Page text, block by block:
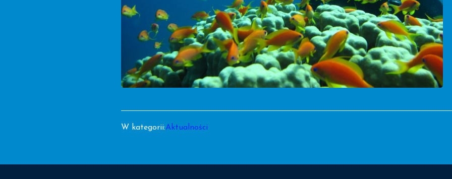
W kategorii:Aktualności